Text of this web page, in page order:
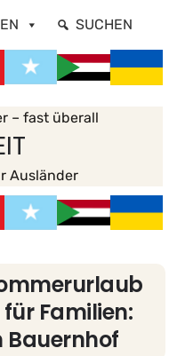
SUCHEN
– fast überall
Ausländer
Familien:
Bauernhof